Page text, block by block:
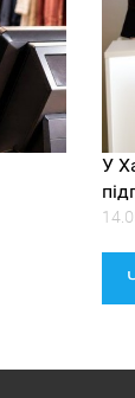
У